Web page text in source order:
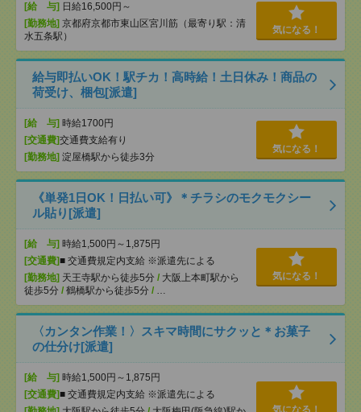
[給 与] 日給16,500円～
[勤務地] 京都府京都市東山区宮川筋（最寄り駅：清
水五条駅）
気になる！
給与即払いOK！駅チカ！高時給！土日休み！商品の
荷受け、梱包[派遣]
[給 与] 時給1700円
[交通費]交通費支給有り
[勤務地] 淀屋橋駅から徒歩3分
気になる！
《単発1日OK！日払い可》＊チラシのモクモクシー
ル貼り[派遣]
[給 与] 時給1,500円～1,875円
[交通費]■ 交通費規定内支給 ※派遣先による
[勤務地] 天王寺駅から徒歩5分 / 大阪上本町駅から
徒歩5分 / 鶴橋駅から徒歩5分 / …
気になる！
〈カンタン作業！〉スキマ時間にサクッと＊お菓子
の仕分け[派遣]
[給 与] 時給1,500円～1,875円
[交通費]■ 交通費規定内支給 ※派遣先による
気になる！